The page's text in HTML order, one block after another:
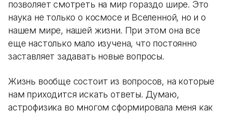
позволяет смотреть на мир гораздо шире. Это
наука не только о космосе и Вселенной, но и о
нашем мире, нашей жизни. При этом она все
еще настолько мало изучена, что постоянно
заставляет задавать новые вопросы.
Жизнь вообще состоит из вопросов, на которые
нам приходится искать ответы. Думаю,
астрофизика во многом сформировала меня как